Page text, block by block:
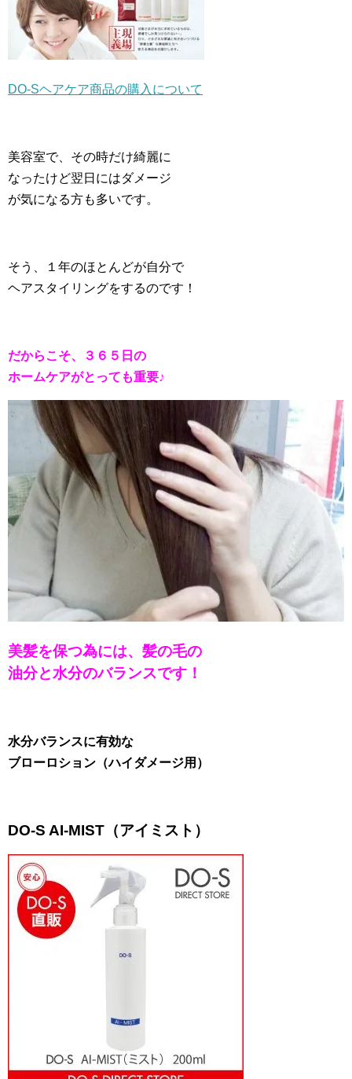
DO-Sヘアケア商品の購入について
美容室で、その時だけ綺麗に
なったけど翌日にはダメージ
が気になる方も多いです。
そう、１年のほとんどが自分で
ヘアスタイリングをするのです！
だからこそ、３６５日の
ホームケアがとっても重要♪
美髪を保つ為には、髪の毛の
油分と水分のバランスです！
水分バランスに有効な
ブローロション（ハイダメージ用）
DO-S AI-MIST（アイミスト）